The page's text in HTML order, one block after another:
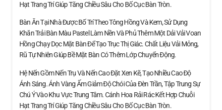
Hạt Trang Trí Giúp Tăng Chiều Sâu Cho Bố Cục Bàn Tròn.
Bàn Ăn Tại Nhà Được Bố Trí Theo Tông Hồng Và Kem, Sử Dụng
Khăn Trải Bàn Màu Pastel Làm Nền Và Phủ Thêm Một Dải Vải Voan
Hồng Chạy Dọc Mặt Bàn Để Tạo Trục Thị Giác. Chất Liệu Vải Mỏng,
Rũ Tự Nhiên Giúp Bề Mặt Bàn Có Thêm Lớp Chuyển Động.
Hệ Nến Gồm Nến Trụ Và Nến Cao Đặt Xen Kẽ, Tạo Nhiều Cao Độ
Ánh Sáng. Ánh Vàng Ấm Giảm Độ Chói Của Đèn Trần, Tập Trung Sự
Chú Ý Vào Khu Vực Trung Tâm. Cánh Hoa Rải Rác Kết Hợp Chuỗi
Hạt Trang Trí Giúp Tăng Chiều Sâu Cho Bố Cục Bàn Tròn.